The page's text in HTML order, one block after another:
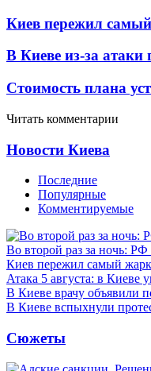
Киев пережил
В Киеве из-за
Стоимость плана
Читать комментарии
Новости Киева
Последние
Популярные
Комментируемые
Во второй раз за ночь: РФ
Киев пережил самый
Атака 5 августа: в Киеве
В Киеве врачу объявили
В Киеве вспыхнули
Сюжеты